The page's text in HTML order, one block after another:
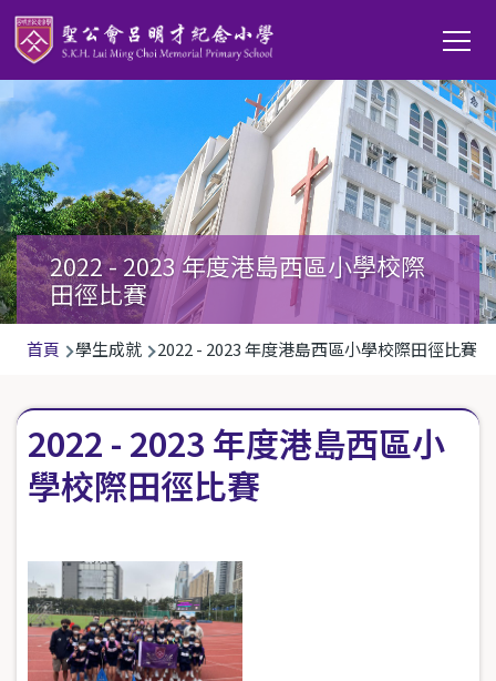
移至主內容
Main
2022 - 2023 年度港島西區小學校際
田徑比賽
導
連
結
首頁 學生成就 2022 - 2023 年度港島西區小學校際田徑比賽
2022 - 2023 年度港島西區小
學校際田徑比賽